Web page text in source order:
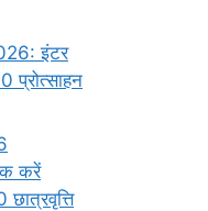
इंटर
प्रोत्साहन
करें